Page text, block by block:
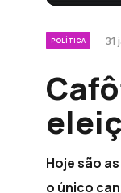
POLÍTICA 31
Hoje são
o único